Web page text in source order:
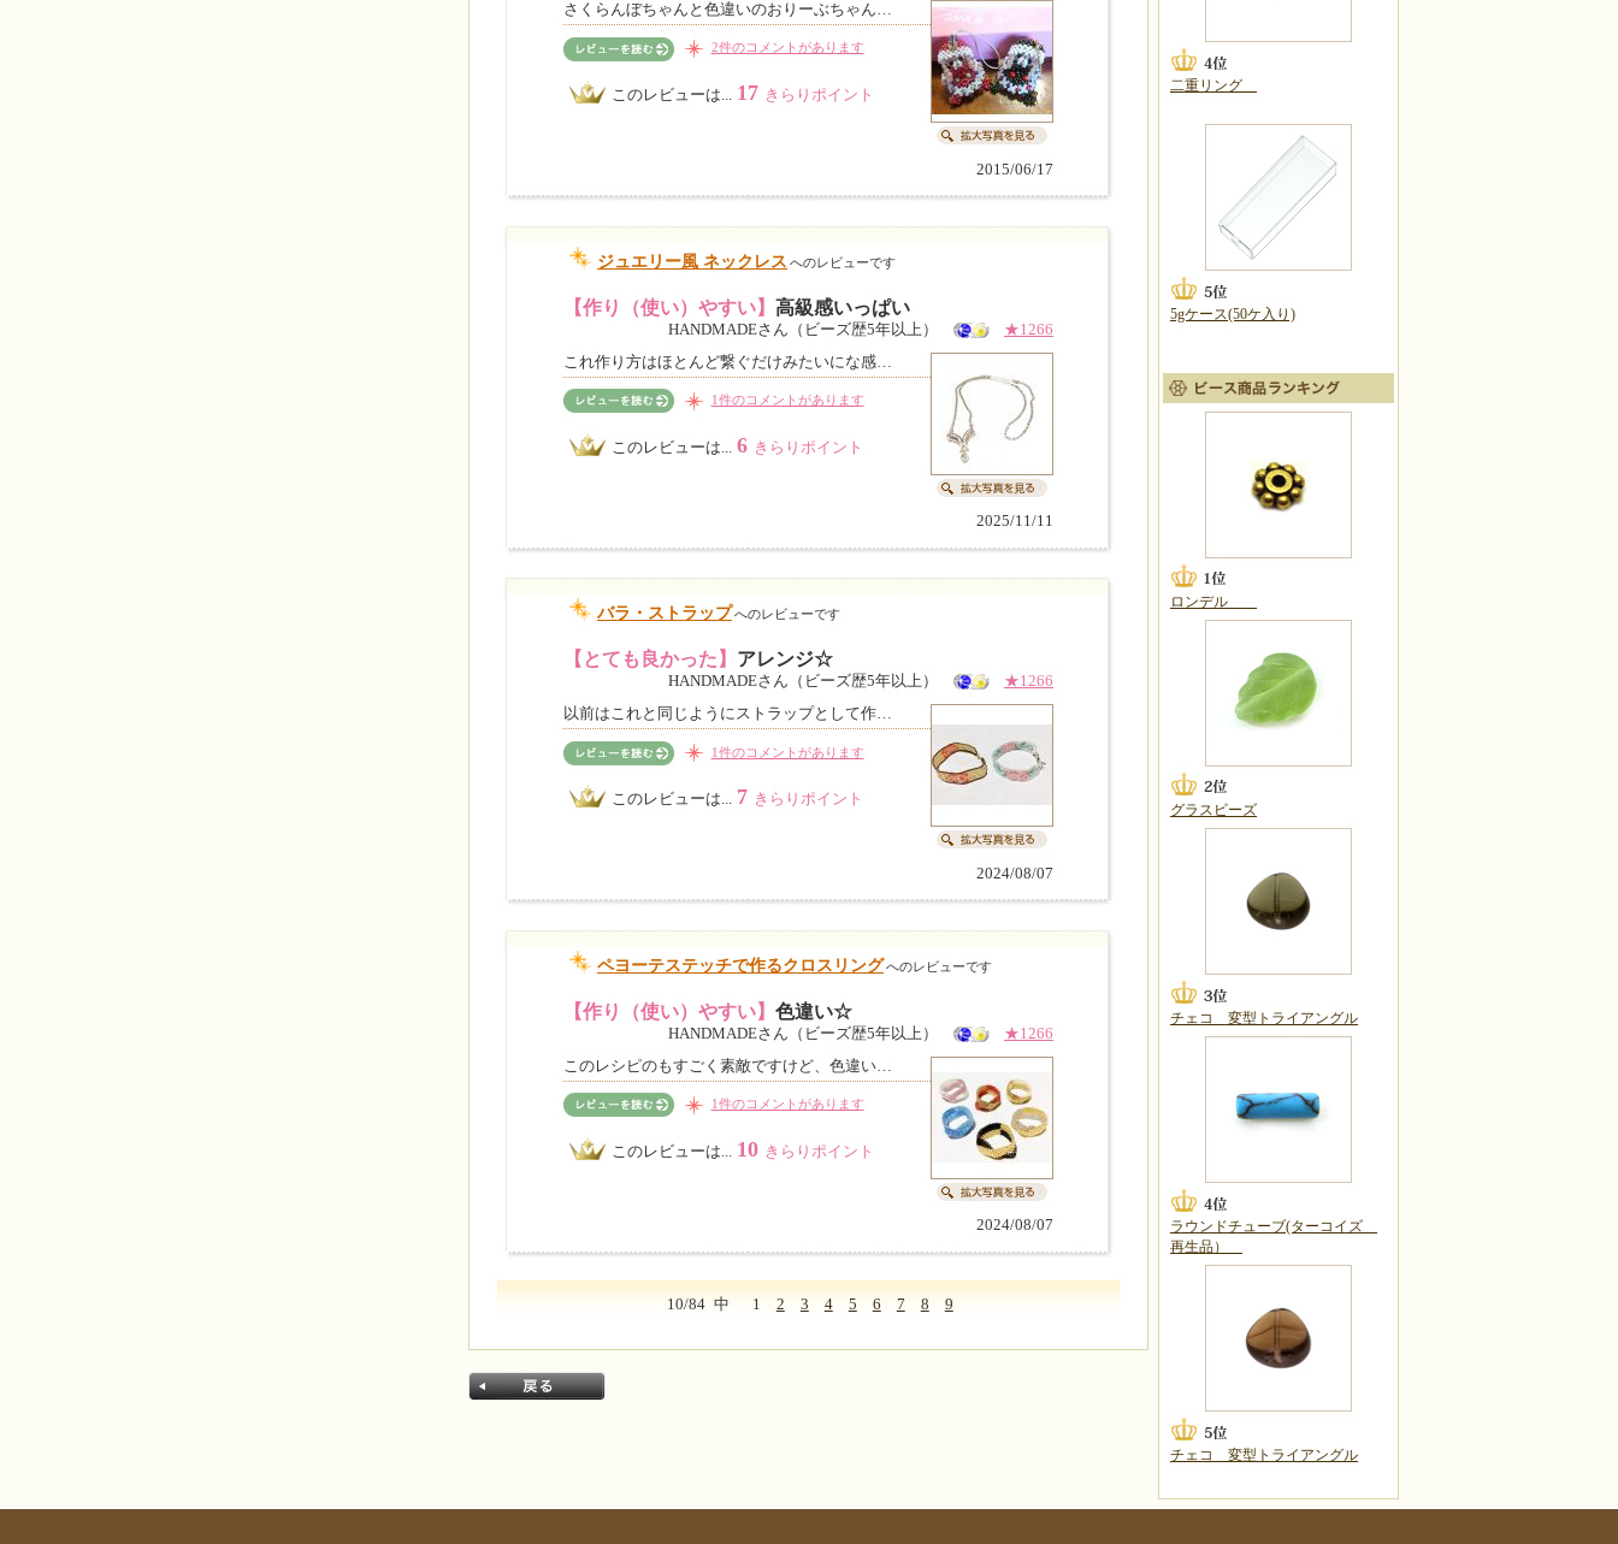
さくらんぼちゃんと色違いのおりーぶちゃん…
2件のコメントがあります
このレビューは... 17 きらりポイント
2015/06/17
ジュエリー風 ネックレス へのレビューです
【作り（使い）やすい】 高級感いっぱい
HANDMADEさん（ビーズ歴5年以上）
★1266
これ作り方はほとんど繋ぐだけみたいにな感…
1件のコメントがあります
このレビューは... 6 きらりポイント
2025/11/11
バラ・ストラップへのレビューです
【とても良かった】 アレンジ☆
HANDMADEさん（ビーズ歴5年以上）
★1266
以前はこれと同じようにストラップとして作…
1件のコメントがあります
このレビューは... 7 きらりポイント
2024/08/07
ペヨーテステッチで作るクロスリングへのレビューです
【作り（使い）やすい】 色違い☆
HANDMADEさん（ビーズ歴5年以上）
★1266
このレシピのもすごく素敵ですけど、色違い…
1件のコメントがあります
このレビューは... 10 きらりポイント
2024/08/07
10/84 中 1 2 3 4 5 6 7 8 9
二重リング
5gケース(50ケ入り)
ロンデル
グラスビーズ
チェコ 変型トライアングル
ラウンドチューブ(ターコイズ
再生品）
チェコ 変型トライアングル